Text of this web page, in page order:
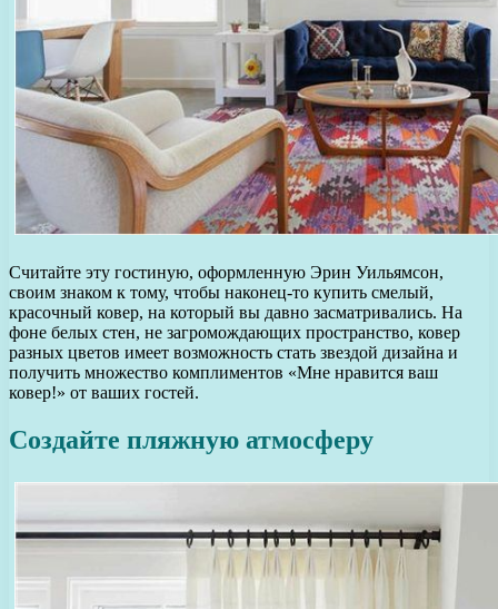
Считайте эту гостиную, оформленную Эрин Уильямсон,
своим знаком к тому, чтобы наконец-то купить смелый,
красочный ковер, на который вы давно засматривались. На
фоне белых стен, не загромождающих пространство, ковер
разных цветов имеет возможность стать звездой дизайна и
получить множество комплиментов «Мне нравится ваш
ковер!» от ваших гостей.
Создайте пляжную атмосферу